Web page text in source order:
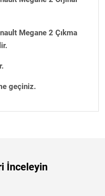
Megane 2 Çıkma
geçiniz.
İnceleyin